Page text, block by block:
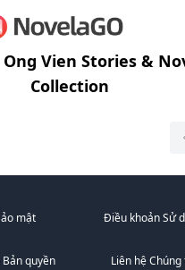
Vien Stories &
Collection
mật Điều khoản Sử
Bản quyền Liên hệ Chúng